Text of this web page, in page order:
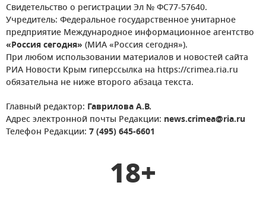
Свидетельство о регистрации Эл № ФС77-57640.
Учредитель: Федеральное государственное унитарное
предприятие Международное информационное агентство
«Россия сегодня» (МИА «Россия сегодня»).
При любом использовании материалов и новостей сайта
РИА Новости Крым гиперссылка на https://crimea.ria.ru
обязательна не ниже второго абзаца текста.
Главный редактор: Гаврилова А.В.
Адрес электронной почты Редакции: news.crimea@ria.ru
Телефон Редакции: 7 (495) 645-6601
18+